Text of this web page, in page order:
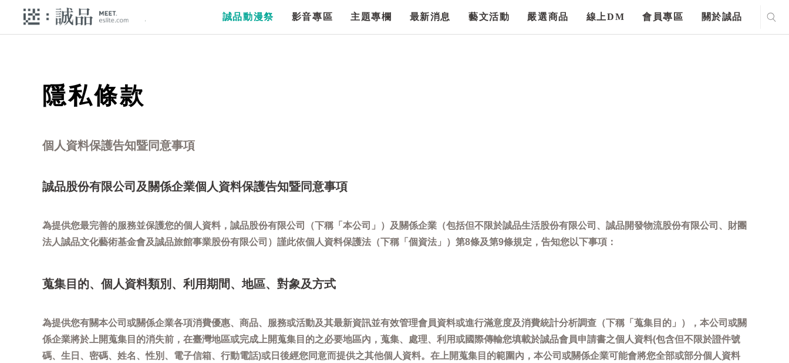
誠品動漫祭 影音專區 主題專欄 最新消息 藝文活動 嚴選商品 線上DM 會員專區 關於誠品
隱私條款
個人資料保護告知暨同意事項
誠品股份有限公司及關係企業個人資料保護告知暨同意事項
為提供您最完善的服務並保護您的個人資料，誠品股份有限公司（下稱「本公司」）及關係企業（包括但不限於誠品生活股份有限公司、誠品開發物流股份有限公司、財團
法人誠品文化藝術基金會及誠品旅館事業股份有限公司）謹此依個人資料保護法（下稱「個資法」）第8條及第9條規定，告知您以下事項：
蒐集目的、個人資料類別、利用期間、地區、對象及方式
為提供您有關本公司或關係企業各項消費優惠、商品、服務或活動及其最新資訊並有效管理會員資料或進行滿意度及消費統計分析調查（下稱「蒐集目的」），本公司或關
係企業將於上開蒐集目的消失前，在臺灣地區或完成上開蒐集目的之必要地區內，蒐集、處理、利用或國際傳輸您填載於誠品會員申請書之個人資料(包含但不限於證件號
碼、生日、密碼、姓名、性別、電子信箱、行動電話)或日後經您同意而提供之其他個人資料。在上開蒐集目的範圍內，本公司或關係企業可能會將您全部或部分個人資料